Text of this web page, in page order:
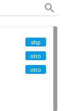
shp
otro
otro